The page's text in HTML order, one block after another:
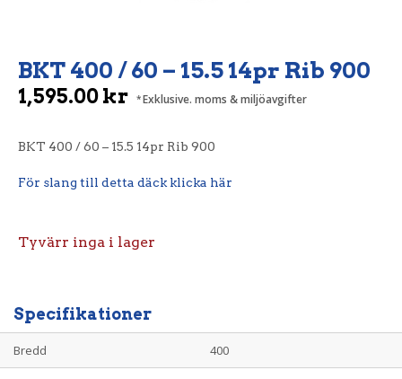
BKT 400 / 60 – 15.5 14pr Rib 900
1,595.00kr Exklusive. moms & miljöavgifter
BKT 400 / 60 – 15.5 14pr Rib 900
För slang till detta däck klicka här
Tyvärr inga i lager
Specifikationer
Bredd 400